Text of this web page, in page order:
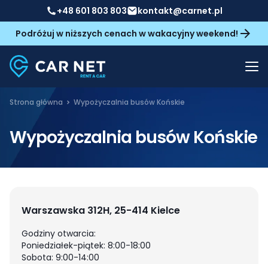
+48 601 803 803
kontakt@carnet.pl
Podróżuj w niższych cenach w wakacyjny weekend!
Strona główna Wypożyczalnia busów Końskie
Wypożyczalnia busów Końskie
Warszawska 312H, 25-414 Kielce
Godziny otwarcia:
Poniedziałek-piątek: 8:00-18:00
Sobota: 9:00-14:00